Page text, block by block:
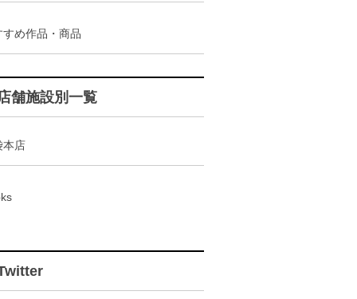
すめ作品・商品
舗施設別一覧
本店